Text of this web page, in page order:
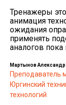
Тренажеры это
анимация
ожидания
применять
аналогов пока
Мартынов
Преподаватель
Юргинский
технологий